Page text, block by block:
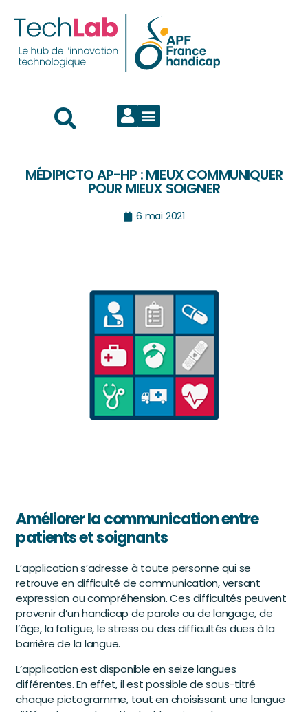
MÉDIPICTO AP-HP : MIEUX COMMUNIQUER
POUR MIEUX SOIGNER
6 mai 2021
Améliorer la communication entre
patients et soignants
L’application s’adresse à toute personne qui se
retrouve en difficulté de communication, versant
expression ou compréhension. Ces difficultés peuvent
provenir d’un handicap de parole ou de langage, de
l’âge, la fatigue, le stress ou des difficultés dues à la
barrière de la langue.
L’application est disponible en seize langues
différentes. En effet, il est possible de sous-titré
chaque pictogramme, tout en choisissant une langue